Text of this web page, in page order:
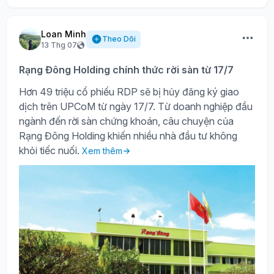
Loan Minh
13 Thg 07
Theo Dõi
Rạng Đông Holding chính thức rời sàn từ 17/7
Hơn 49 triệu cổ phiếu RDP sẽ bị hủy đăng ký giao
dịch trên UPCoM từ ngày 17/7. Từ doanh nghiệp đầu
ngành đến rời sàn chứng khoán, câu chuyện của
Rạng Đông Holding khiến nhiều nhà đầu tư không
khỏi tiếc nuối. Xem thêm